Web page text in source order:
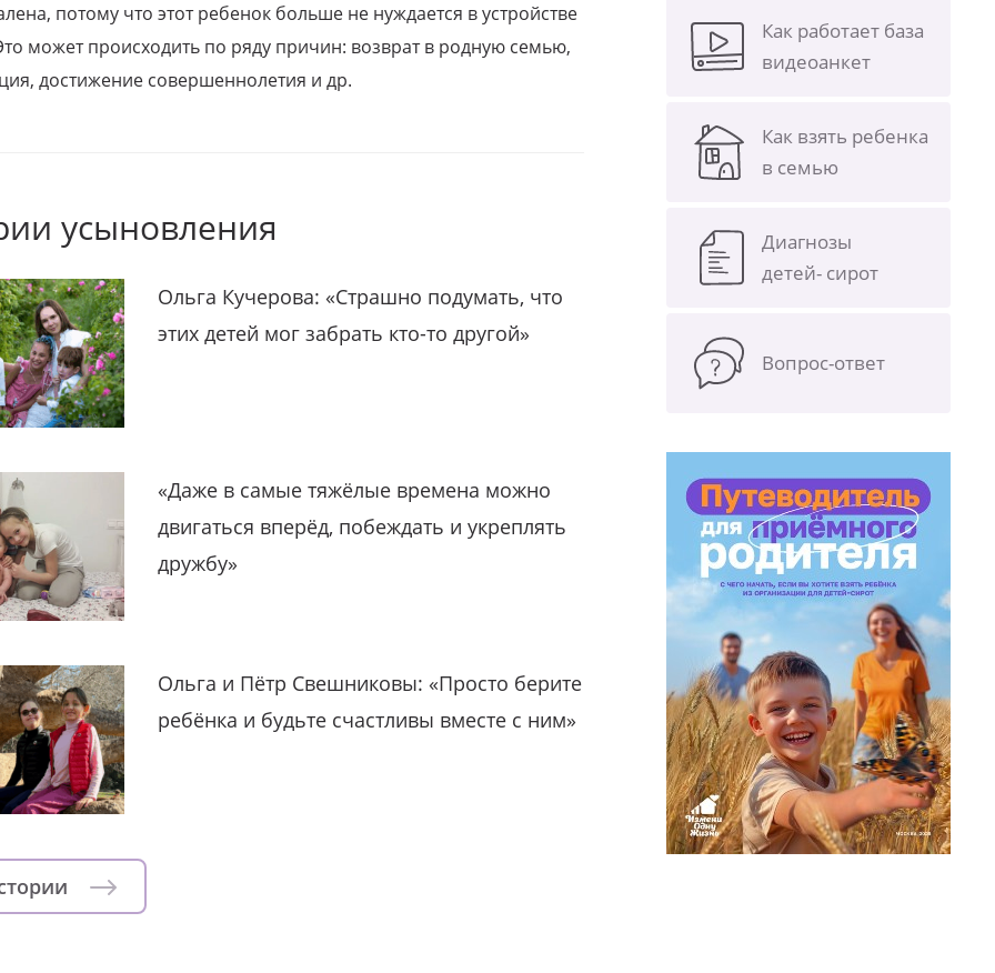
потому что этот ребенок больше не нуждается в устройстве
может происходить по ряду причин: возврат в родную семью,
достижение совершеннолетия и др.
усыновления
Ольга Кучерова: «Страшно подумать, что
этих детей мог забрать кто-то другой»
«Даже в самые тяжёлые времена можно
двигаться вперёд, побеждать и укреплять
дружбу»
Ольга и Пётр Свешниковы: «Просто берите
ребёнка и будьте счастливы вместе с ним»
Как работает база
видеоанкет
Как взять ребенка
в семью
Диагнозы
детей- сирот
Вопрос-ответ